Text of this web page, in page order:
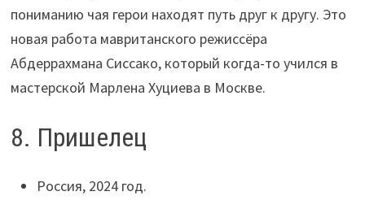
пониманию чая герои находят путь друг к другу. Это
новая работа мавританского режиссёра
Абдеррахмана Сиссако, который когда-то учился в
мастерской Марлена Хуциева в Москве.
8. Пришелец
Россия, 2024 год.